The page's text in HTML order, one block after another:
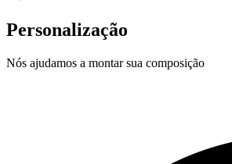
Personalização
Nós ajudamos a montar sua composição